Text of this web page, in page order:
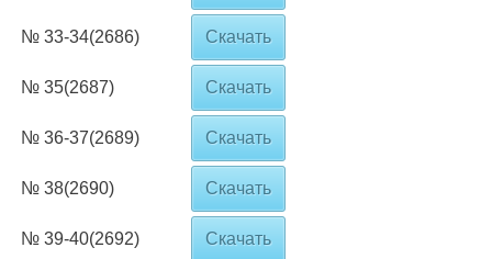
№ 33-34(2686) Скачать
№ 35(2687) Скачать
№ 36-37(2689) Скачать
№ 38(2690) Скачать
№ 39-40(2692) Скачать